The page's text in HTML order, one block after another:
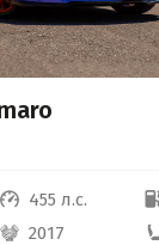
455 л.с.
2017